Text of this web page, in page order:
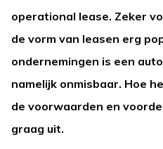
operational lease. Zeker
de vorm van leasen erg
ondernemingen is een
namelijk onmisbaar. Hoe
de voorwaarden en
graag uit.